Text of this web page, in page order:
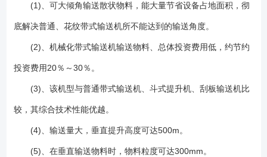
装式减速器,楔块式逆止器组成。 3.传动滚筒：是动力传递的主要部件,
输送带借其与传动滚筒之间的摩擦力而运行。本系列传动滚筒有胶面和光
面)。 5.压带轮：用于改变输送带的运行方向,压带轮用于输送带上表面
(承载面)。 6.托辊：托辊用于支承输送带和带上的物料、使其稳定运
用于在凸弧段机架上支承输送带下分支,其支承于挡边输送带两侧的空边
上。若干组托带辊形成一个圆弧段用于使输送带改向。托带辊采用悬臂支
(1)、可大倾角输送散状物料，能大量节省设备占地面积，彻
底解决普通、花纹带式输送机所不能达到的输送角度。
(2)、机械化带式输送机输送物料、总体投资费用低，约节约
投资费用20％～30％。
(3)、该机型与普通带式输送机、斗式提升机、刮板输送机比
较，其综合技术性能优越。
(4)、输送量大，垂直提升高度可达500m。
(5)、在垂直输送物料时，物料粒度可达300mm。